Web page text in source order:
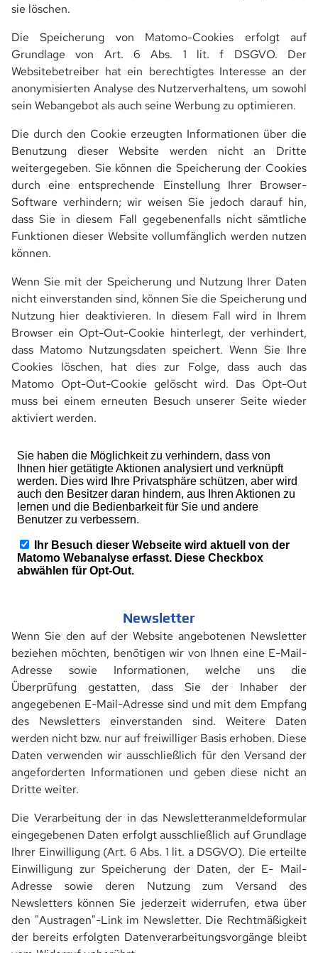
sie löschen.
Die Speicherung von Matomo-Cookies erfolgt auf
Grundlage von Art. 6 Abs. 1 lit. f DSGVO. Der
Websitebetreiber hat ein berechtigtes Interesse an der
anonymisierten Analyse des Nutzerverhaltens, um sowohl
sein Webangebot als auch seine Werbung zu optimieren.
Die durch den Cookie erzeugten Informationen über die
Benutzung dieser Website werden nicht an Dritte
weitergegeben. Sie können die Speicherung der Cookies
durch eine entsprechende Einstellung Ihrer Browser-
Software verhindern; wir weisen Sie jedoch darauf hin,
dass Sie in diesem Fall gegebenenfalls nicht sämtliche
Funktionen dieser Website vollumfänglich werden nutzen
können.
Wenn Sie mit der Speicherung und Nutzung Ihrer Daten
nicht einverstanden sind, können Sie die Speicherung und
Nutzung hier deaktivieren. In diesem Fall wird in Ihrem
Browser ein Opt-Out-Cookie hinterlegt, der verhindert,
dass Matomo Nutzungsdaten speichert. Wenn Sie Ihre
Cookies löschen, hat dies zur Folge, dass auch das
Matomo Opt-Out-Cookie gelöscht wird. Das Opt-Out
muss bei einem erneuten Besuch unserer Seite wieder
aktiviert werden.
Newsletter
Wenn Sie den auf der Website angebotenen Newsletter
beziehen möchten, benötigen wir von Ihnen eine E-Mail-
Adresse sowie Informationen, welche uns die
Überprüfung gestatten, dass Sie der Inhaber der
angegebenen E-Mail-Adresse sind und mit dem Empfang
des Newsletters einverstanden sind. Weitere Daten
werden nicht bzw. nur auf freiwilliger Basis erhoben. Diese
Daten verwenden wir ausschließlich für den Versand der
angeforderten Informationen und geben diese nicht an
Dritte weiter.
Die Verarbeitung der in das Newsletteranmeldeformular
eingegebenen Daten erfolgt ausschließlich auf Grundlage
Ihrer Einwilligung (Art. 6 Abs. 1 lit. a DSGVO). Die erteilte
Einwilligung zur Speicherung der Daten, der E- Mail-
Adresse sowie deren Nutzung zum Versand des
Newsletters können Sie jederzeit widerrufen, etwa über
den "Austragen"-Link im Newsletter. Die Rechtmäßigkeit
der bereits erfolgten Datenverarbeitungsvorgänge bleibt